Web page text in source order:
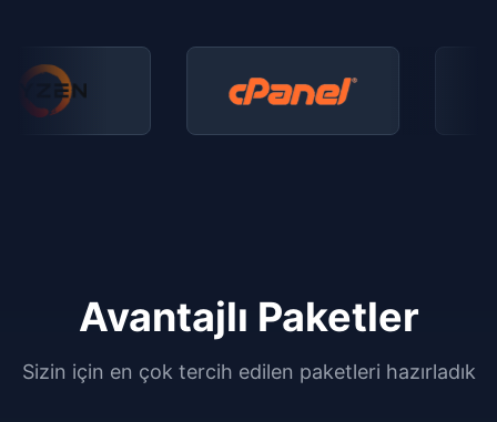
Avantajlı Paketler
Sizin için en çok tercih edilen paketleri hazırladık